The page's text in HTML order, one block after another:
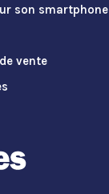
son smartphone
vente